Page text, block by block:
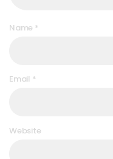
Name *
Email *
Website